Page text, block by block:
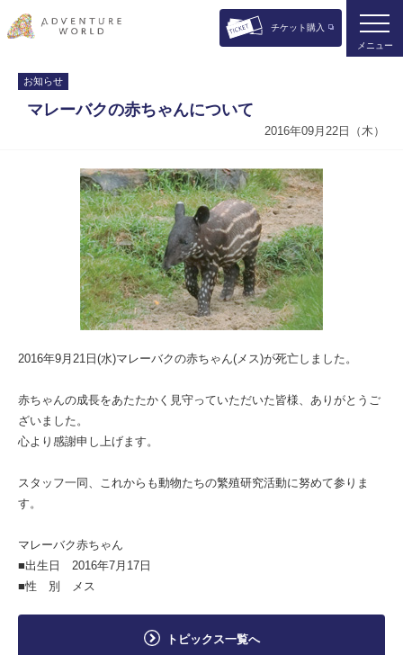
チケット購入
メニュー
お知らせ
マレーバクの赤ちゃんについて
2016年09月22日（木）
2016年9月21日(水)マレーバクの赤ちゃん(メス)が死亡しました。
赤ちゃんの成長をあたたかく見守っていただいた皆様、ありがとうご
ざいました。
心より感謝申し上げます。
スタッフ一同、これからも動物たちの繁殖研究活動に努めて参りま
す。
マレーバク赤ちゃん
■出生日 2016年7月17日
■性 別 メス
トピックス一覧へ